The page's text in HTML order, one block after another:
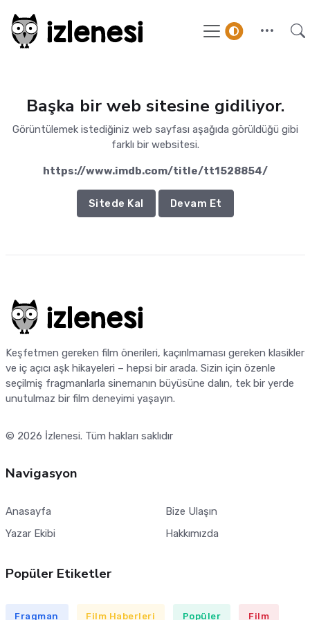
Başka bir web sitesine gidiliyor.
Görüntülemek istediğiniz web sayfası aşağıda görüldüğü gibi
farklı bir websitesi.
https://www.imdb.com/title/tt1528854/
Sitede Kal Devam Et
Keşfetmen gereken film önerileri, kaçırılmaması gereken klasikler
ve iç açıcı aşk hikayeleri – hepsi bir arada. Sizin için özenle
seçilmiş fragmanlarla sinemanın büyüsüne dalın, tek bir yerde
unutulmaz bir film deneyimi yaşayın.
© 2026 İzlenesi. Tüm hakları saklıdır
Navigasyon
Anasayfa
Yazar Ekibi
Bize Ulaşın
Hakkımızda
Popüler Etiketler
Fragman Film Haberleri Popüler Film